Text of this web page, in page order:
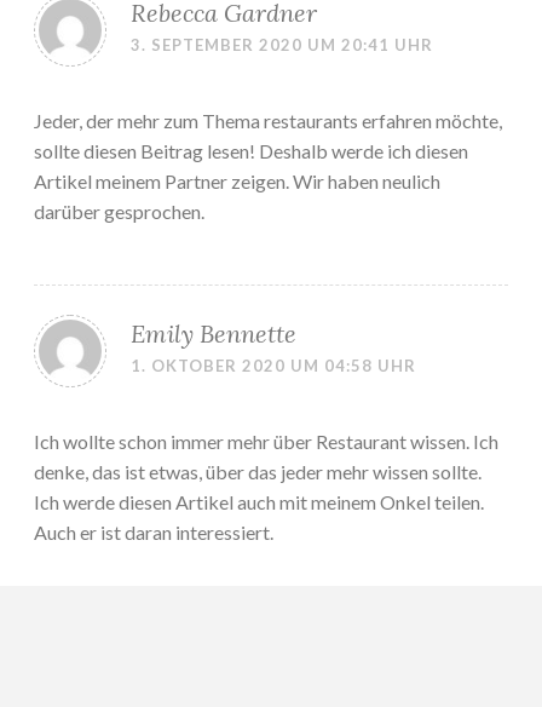
Rebecca Gardner
3. SEPTEMBER 2020 UM 20:41 UHR
Jeder, der mehr zum Thema restaurants erfahren möchte,
sollte diesen Beitrag lesen! Deshalb werde ich diesen
Artikel meinem Partner zeigen. Wir haben neulich
darüber gesprochen.
Emily Bennette
1. OKTOBER 2020 UM 04:58 UHR
Ich wollte schon immer mehr über Restaurant wissen. Ich
denke, das ist etwas, über das jeder mehr wissen sollte.
Ich werde diesen Artikel auch mit meinem Onkel teilen.
Auch er ist daran interessiert.